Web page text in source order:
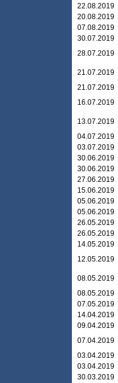
22.08.2019
20.08.2019
07.08.2019
30.07.2019
28.07.2019
21.07.2019
21.07.2019
16.07.2019
13.07.2019
04.07.2019
03.07.2019
30.06.2019
30.06.2019
27.06.2019
15.06.2019
05.06.2019
05.06.2019
26.05.2019
26.05.2019
14.05.2019
12.05.2019
08.05.2019
08.05.2019
07.05.2019
14.04.2019
09.04.2019
07.04.2019
03.04.2019
03.04.2019
30.03.2019